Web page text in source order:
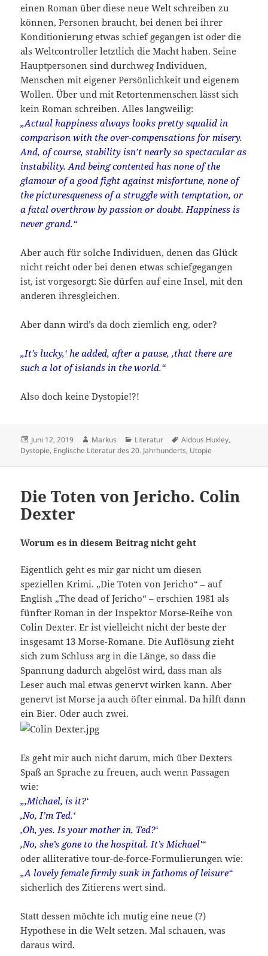
einen Roman über diese neue Welt schreiben zu
können, Personen braucht, bei denen bei ihrer
Konditionierung etwas schief gegangen ist oder die
als Weltcontroller letztlich die Macht haben. Seine
Hauptpersonen sind durchweg Individuen,
Menschen mit eigener Persönlichkeit und eigenem
Wollen. Über und mit Retortenmenschen lässt sich
kein Roman schreiben. Alles langweilig:
„Actual happiness always looks pretty squalid in
comparison with the over-compensations for misery.
And, of course, stability isn’t nearly so spectacular as
instability. And being contented has none of the
glamour of a good fight against misfortune, none of
the picturesqueness of a struggle with temptation, or
a fatal overthrow by passion or doubt. Happiness is
never grand.“
Aber auch für solche Individuen, denen das Glück
nicht reicht oder bei denen etwas schiefgegangen
ist, ist vorgesorgt: Sie dürfen auf eine Insel, mit den
anderen ihresgleichen.
Aber dann wird’s da doch ziemlich eng, oder?
„It’s lucky,‘ he added, after a pause, ‚that there are
such a lot of islands in the world.“
Also doch keine Dystopie!?!
Veröffentlicht
am
Juni 12, 2019 Autor
Markus Kategorien
Literatur Schlagwörter
Aldous Huxley,
Dystopie, Englische Literatur des 20. Jahrhunderts, Utopie
Die Toten von Jericho. Colin
Dexter
Worum es in diesem Beitrag nicht geht
Eigentlich geht es mir gar nicht um diesen
speziellen Krimi. „Die Toten von Jericho“ – auf
English „The dead of Jericho“ – erschien 1981 als
fünfter Roman in der Inspektor Morse-Reihe von
Colin Dexter. Er ist vielleicht nicht der beste der
insgesamt 13 Morse-Romane. Die Auflösung zieht
sich zum Schluss arg in die Länge, so dass die
Spannung dadurch abgelöst wird, dass man als
Leser auch mal etwas genervt wirken kann. Aber
genervt ist Morse ja auch öfter einmal. Da hilft dann
ein Bier. Oder auch zwei.
Es geht mir auch nicht darum, mich über Dexters
Spaß an Sprache zu freuen, auch wenn Passagen
wie:
„‚Michael, is it?‘
‚No, I’m Ted.‘
‚Oh, yes. Is your mother in, Ted?‘
‚No, she’s gone to the hospital. It’s Michael'“
oder alliterative tour-de-force-Formulierungen wie:
„A lovely female firmly sunk in fathoms of leisure“
sicherlich des Zitierens wert sind.
Statt dessen möchte ich mutig eine neue (?)
Hypothese in die Welt setzen. Mal schauen, was
daraus wird.